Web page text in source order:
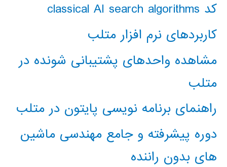
کد classical AI search algorithms
کاربردهای نرم افزار متلب
مشاهده واحدهای پشتیبانی شونده در
متلب
راهنمای برنامه نویسی پایتون در متلب
دوره پیشرفته و جامع مهندسی ماشین
های بدون راننده